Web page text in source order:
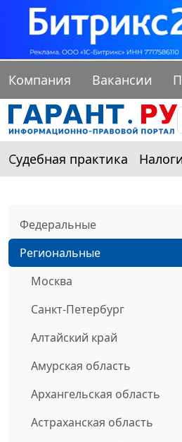
Компания Вакансии
Судебная практика
Федеральные
Региональные
Москва
Санкт-Петербург
Алтайский край
Амурская область
Архангельская область
Астраханская область